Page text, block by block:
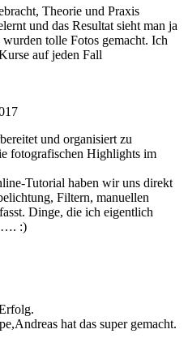
Theorie und Praxis
und das Resultat sieht man ja
tolle Fotos gemacht. Ich
auf jeden Fall
und organisiert zu
fotografischen Highlights im
Tutorial haben wir uns direkt
Filtern, manuellen
Dinge, die ich eigentlich
:)
hat das super gemacht.